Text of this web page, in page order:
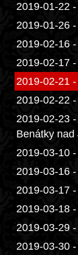
2019-01-22
2019-01-26
2019-02-16
2019-02-17
2019-02-21
2019-02-22
2019-02-23
Benátky nad
2019-03-10
2019-03-16
2019-03-17
2019-03-18
2019-03-29
2019-03-30